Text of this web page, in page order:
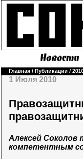
Главная / Публикации /
1 Июля 2010
Алексей Соколов
компетентным